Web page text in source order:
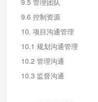
9.6 控制资源
10. 项目沟通管理
10.1 规划沟通管理
10.2 管理沟通
10.3 监督沟通